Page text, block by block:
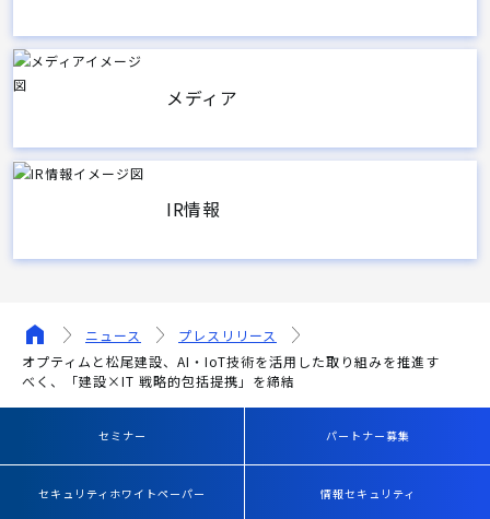
メディア
IR情報
ニュース
プレスリリース
オプティムと松尾建設、AI・IoT技術を活用した取り組みを推進す
べく、「建設×IT 戦略的包括提携」を締結
セミナー パートナー募集
セキュリティホワイトペーパー 情報セキュリティ